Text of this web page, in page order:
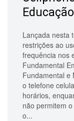
Lançada nesta
restrições ao
frequência nos
Fundamental
Fundamental e
o telefone
horários,
não permitem
o...